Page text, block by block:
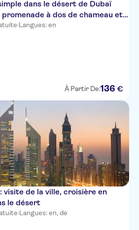
Hotel
Al Rafa
Dubai
dans le désert de Dubaï
à dos de chameau et
·Langues: en
À Partir De:136 €
visite de la ville, croisière en
le désert
·Langues: en, de